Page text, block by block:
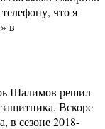
что я
в
Шалимов решил
Вскоре
в сезоне 2018-